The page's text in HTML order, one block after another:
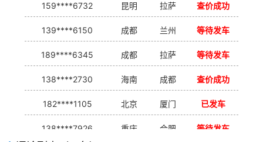
159****6732 昆明 拉萨 查价成功
139****6150 成都 兰州 等待发车
189****6345 成都 拉萨 等待发车
138****2730 海南 成都 查价成功
182****1105 北京 厦门 已发车
138****7926 重庆 合肥 等待发车